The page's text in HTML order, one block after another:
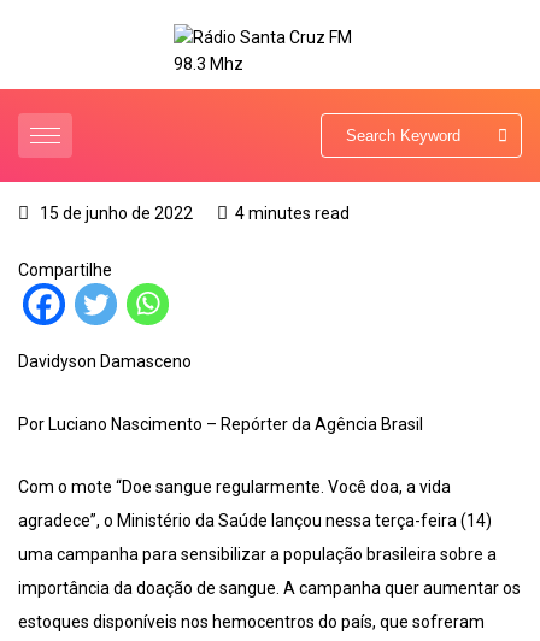
15 de junho de 2022 4 minutes read
Compartilhe
Davidyson Damasceno
Por Luciano Nascimento – Repórter da Agência Brasil
Com o mote “Doe sangue regularmente. Você doa, a vida
agradece”, o Ministério da Saúde lançou nessa terça-feira (14)
uma campanha para sensibilizar a população brasileira sobre a
importância da doação de sangue. A campanha quer aumentar os
estoques disponíveis nos hemocentros do país, que sofreram